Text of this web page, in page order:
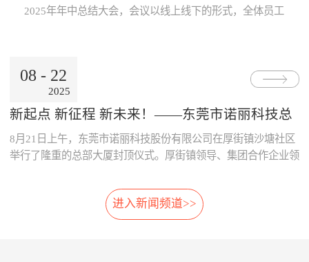
片；· 系统采用了主要部件做
法，根据故障模式进行恢复控
数据的及时、准确传递与分
本的明细，分析重要设备整个
采购决策、控制维修成本提供
了依据，减少企业不必要的浪
费。· 优化资源的配置：系统
提供的资源冲突检测预警功
化，合理的优化了人、财、物
资源。 项目案例与客户反
Internet公用网络，也可使用地
4、用户终端· 移动用户终端
· 固定用户终端 系统功能： 当
电动列车在线运行时，系统应
能对受电弓与电网之间由于离
线、硬点产生拉弧的现象、受
电弓中心线偏移量、受电弓弓
的运行参数进行检测。并具有
对检测出的超标数据进行自动
线激光专利技术，模块化设
运营期，进行加装，安装于正
搭建专用检测棚等配套设
施。 3、免维护:核心元件
选用进口件，整体设计安装简
便，远程监控，软件具备自动
需人工分析，系统自动出具智
能分析结果，提供检修月报，
2025年年中总结大会，会议以线上线下的形式，全体员工
东率先作《诺丽科技2025年上半年工作总结及下半年工作
计划》报告，从多维度系统梳理上半年成果...
08 - 22
2025
新起点 新征程 新未来！——东莞市诺丽科技总
部大厦喜封金顶，开启发展新篇章
8月21日上午，东莞市诺丽科技股份有限公司在厚街镇沙塘社区
举行了隆重的总部大厦封顶仪式。厚街镇领导、集团合作企业领
起，气氛热烈喜庆，董事长朱晓东为舞狮点睛，为整个活动增添
了浓郁的传统韵味和欢快氛围。 随后，公司领导与嘉宾们一
进入新闻频道>>